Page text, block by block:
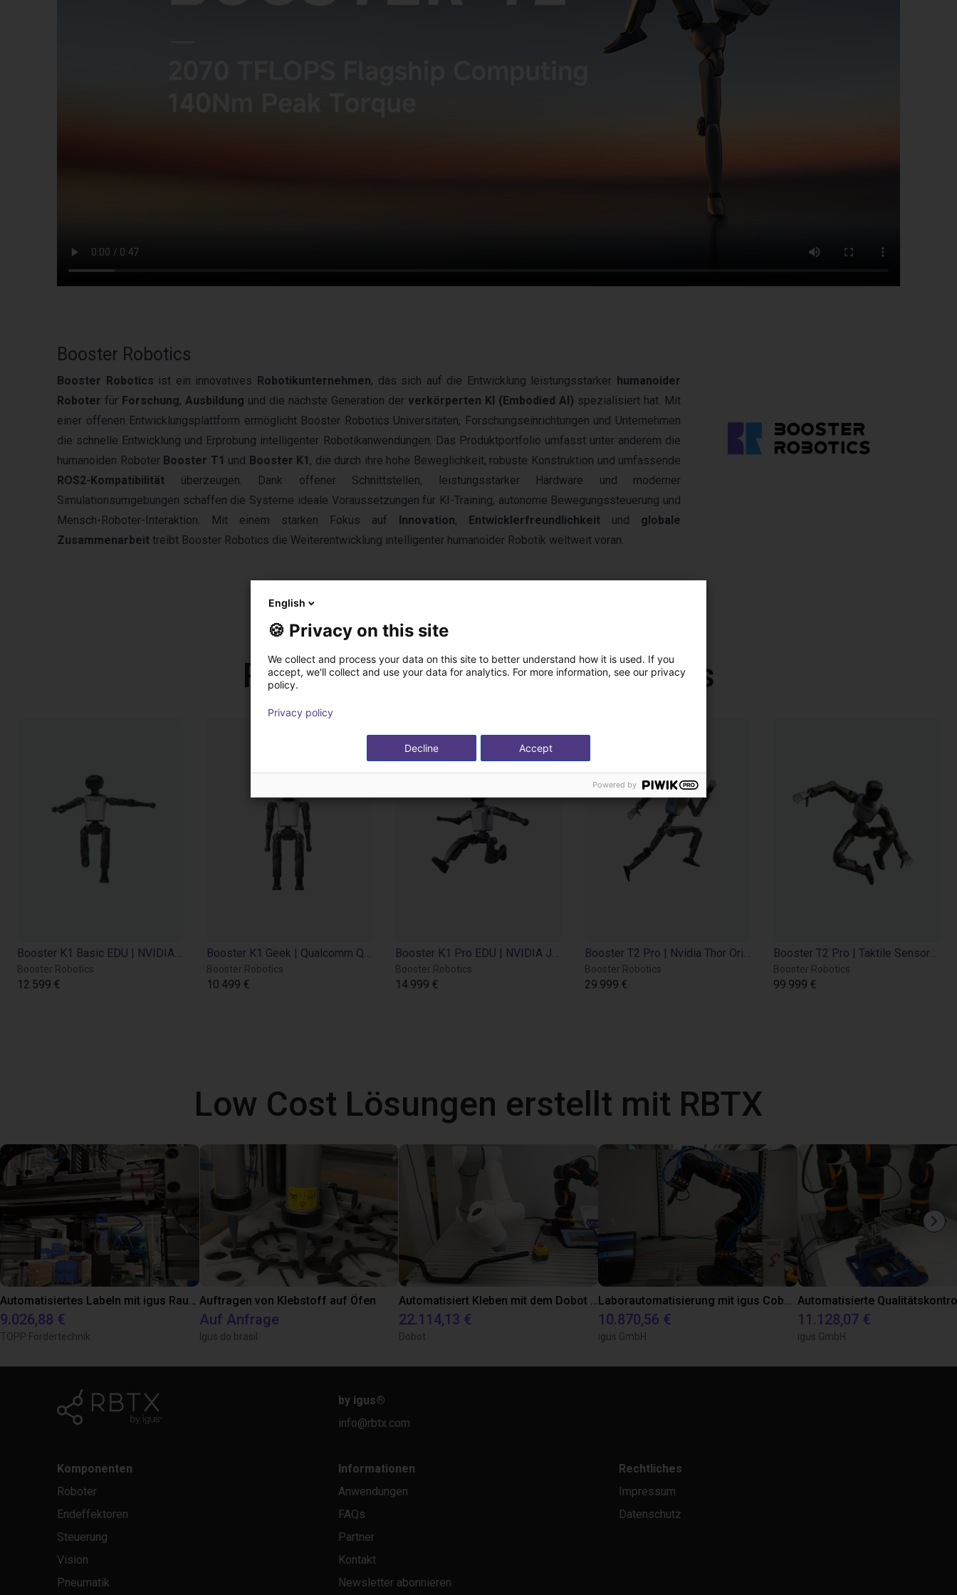
Booster Robotics
Booster Robotics ist ein innovatives Robotikunternehmen, das sich auf die Entwicklung leistungsstarker humanoider
Roboter für Forschung, Ausbildung und die nächste Generation der verkörperten KI (Embodied AI) spezialisiert hat. Mit
einer offenen Entwicklungsplattform ermöglicht Booster Robotics Universitäten, Forschungseinrichtungen und Unternehmen
die schnelle Entwicklung und Erprobung intelligenter Robotikanwendungen. Das Produktportfolio umfasst unter anderem die
humanoiden Roboter Booster T1 und Booster K1 , die durch ihre hohe Beweglichkeit, robuste Konstruktion und umfassende
ROS2-Kompatibilität überzeugen. Dank offener Schnittstellen, leistungsstarker Hardware und moderner
Simulationsumgebungen schaffen die Systeme ideale Voraussetzungen für KI-Training, autonome Bewegungssteuerung und
Mensch-Roboter-Interaktion. Mit einem starken Fokus auf Innovation, Entwicklerfreundlichkeit und globale
Zusammenarbeit treibt Booster Robotics die Weiterentwicklung intelligenter humanoider Robotik weltweit voran.
Produkte von Booster Robotics
Booster Robotics
12.599 €
Booster Robotics
10.499 €
Booster Robotics
14.999 €
Booster Robotics
29.999 €
Booster Robotics
99.999 €
Low Cost Lösungen erstellt mit RBTX
9.026,88 €
TOPP Fördertechnik
Auftragen von Klebstoff auf Öfen
Auf Anfrage
Igus do brasil
22.114,13 €
Dobot
10.870,56 €
igus GmbH
11.128,07 €
igus GmbH
by igus®
info@rbtx.com
Komponenten
Roboter
Endeffektoren
Steuerung
Vision
Pneumatik
Informationen
Anwendungen
FAQs
Partner
Kontakt
Newsletter abonnieren
Rechtliches
Impressum
Datenschutz
English
🍪 Privacy on this site
We collect and process your data on this site to better understand how it is used. If you
accept, we'll collect and use your data for analytics. For more information, see our privacy
policy.
Privacy policy
Accept
Decline
Powered by